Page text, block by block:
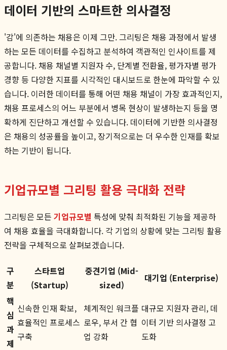
데이터 기반의 스마트한 의사결정
'감'에 의존하는 채용은 이제 그만. 그리팅은 채용 과정에서 발생
하는 모든 데이터를 수집하고 분석하여 객관적인 인사이트를 제
공합니다. 채용 채널별 지원자 수, 단계별 전환율, 평가자별 평가
경향 등 다양한 지표를 시각적인 대시보드로 한눈에 파악할 수 있
습니다. 이러한 데이터를 통해 어떤 채용 채널이 가장 효과적인지,
채용 프로세스의 어느 부분에서 병목 현상이 발생하는지 등을 명
확하게 진단하고 개선할 수 있습니다. 데이터에 기반한 의사결정
은 채용의 성공률을 높이고, 장기적으로는 더 우수한 인재를 확보
하는 기반이 됩니다.
기업규모별 그리팅 활용 극대화 전략
그리팅은 모든 기업규모별 특성에 맞춰 최적화된 기능을 제공하
여 채용 효율을 극대화합니다. 각 기업의 상황에 맞는 그리팅 활용
전략을 구체적으로 살펴보겠습니다.
구
분
스타트업
(Startup)
중견기업 (Mid-
sized)
대기업 (Enterprise)
핵
심
과
제
신속한 인재 확보,
효율적인 프로세스
구축
체계적인 워크플
로우, 부서 간 협
업 강화
대규모 지원자 관리, 데
이터 기반 의사결정 고
도화